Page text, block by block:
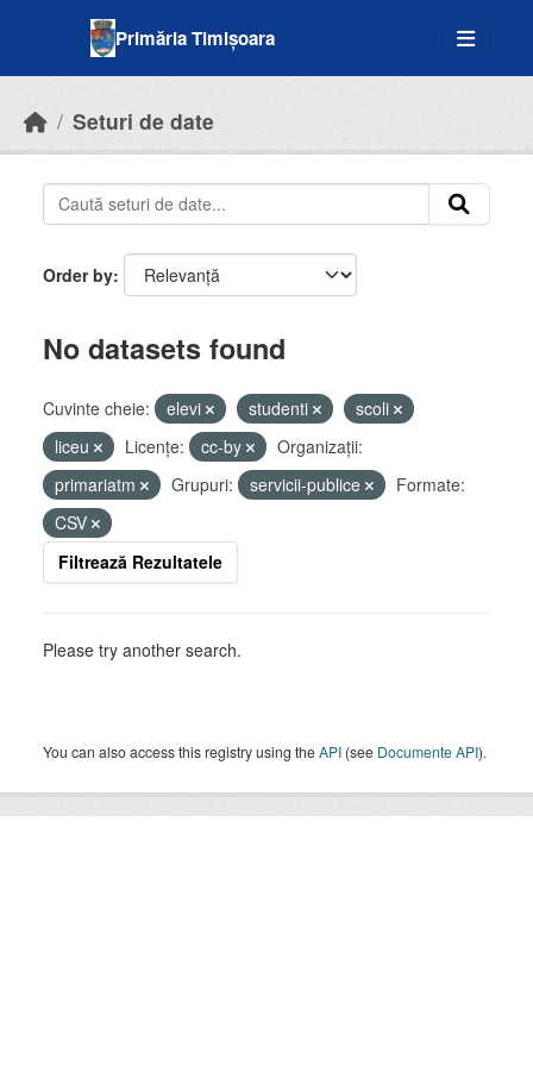
Primăria Timișoara
Seturi de date
Order by
No datasets found
Cuvinte cheie: elevi studenti
scoli
liceu
Licenţe: cc-by
Organizații:
primariatm
Grupuri: servicii-publice
Formate:
CSV
Filtrează Rezultatele
Please try another search.
You can also access this registry using theAPI (see Documente API).